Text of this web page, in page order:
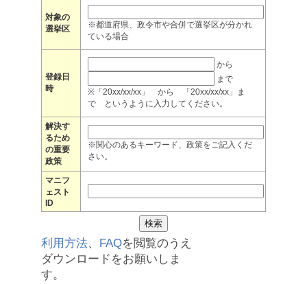
対象の
選挙区
※都道府県、政令市や合併で選挙区が分かれ
ている場合
登録日
時
から
まで
※「20xx/xx/xx」 から 「20xx/xx/xx」ま
で というように入力してください。
解決す
るため
の重要
政策
※関心のあるキーワード、政策をご記入くだ
さい。
マニフ
ェスト
ID
利用方法、 FAQを閲覧のうえ
ダウンロードをお願いしま
す。